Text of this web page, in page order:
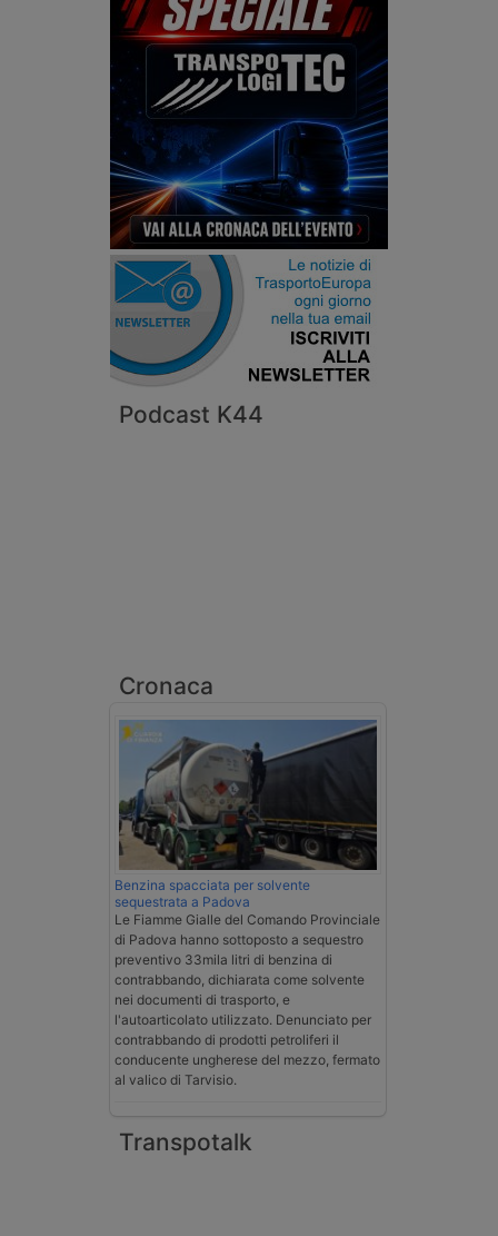
Podcast K44
Cronaca
Benzina spacciata per solvente
sequestrata a Padova
Le Fiamme Gialle del Comando Provinciale
di Padova hanno sottoposto a sequestro
preventivo 33mila litri di benzina di
contrabbando, dichiarata come solvente
nei documenti di trasporto, e
l'autoarticolato utilizzato. Denunciato per
contrabbando di prodotti petroliferi il
conducente ungherese del mezzo, fermato
al valico di Tarvisio.
Transpotalk